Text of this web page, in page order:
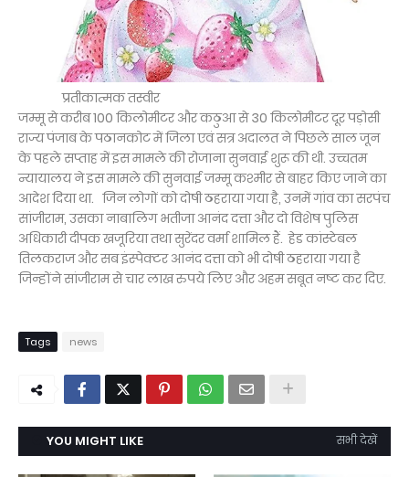
प्रतीकात्मक तस्वीर
जम्मू से करीब 100 किलोमीटर और कठुआ से 30 किलोमीटर दूर पड़ोसी
राज्य पंजाब के पठानकोट में जिला एवं सत्र अदालत ने पिछले साल जून
के पहले सप्ताह में इस मामले की रोजाना सुनवाई शुरू की थी. उच्चतम
न्यायालय ने इस मामले की सुनवाई जम्मू कश्मीर से बाहर किए जाने का
आदेश दिया था. जिन लोगों को दोषी ठहराया गया है, उनमें गांव का सरपंच
सांजीराम, उसका नाबालिग भतीजा आनंद दत्ता और दो विशेष पुलिस
अधिकारी दीपक खजूरिया तथा सुरेंदर वर्मा शामिल हैं. हेड कांस्टेबल
तिलकराज और सब इंस्पेक्टर आनंद दत्ता को भी दोषी ठहराया गया है
जिन्होंने सांजीराम से चार लाख रुपये लिए और अहम सबूत नष्ट कर दिए.
Tags news
YOU MIGHT LIKE सभी देखें